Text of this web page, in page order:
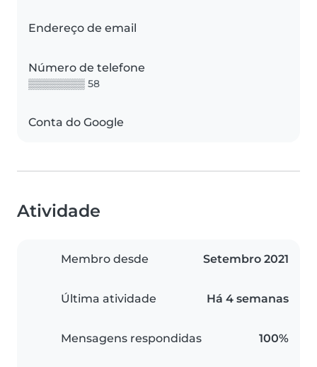
Endereço de email
Número de telefone
▒▒▒▒▒▒▒▒ 58
Conta do Google
Atividade
Membro desde Setembro 2021
Última atividade Há 4 semanas
Mensagens respondidas 100%